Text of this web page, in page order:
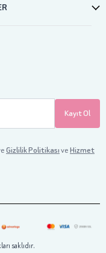
Kayıt Ol
Gizlilik PolitikasıveHizmet
saklıdır.